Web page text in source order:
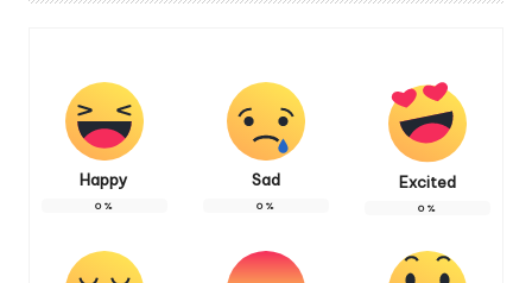
Happy
0%
Sad
0%
Excited
0%